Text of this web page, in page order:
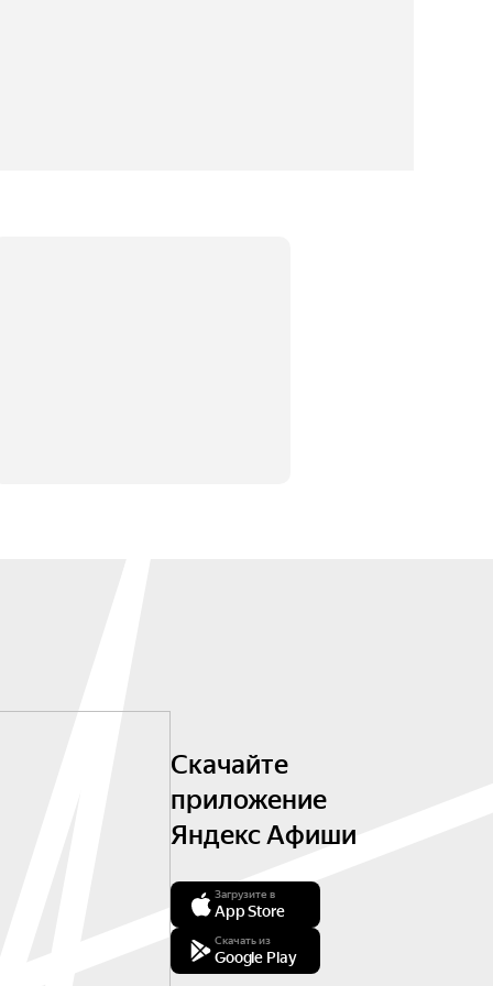
Скачайте
приложение
Яндекс Афиши
Загрузите в
App Store
Скачать из
Google Play